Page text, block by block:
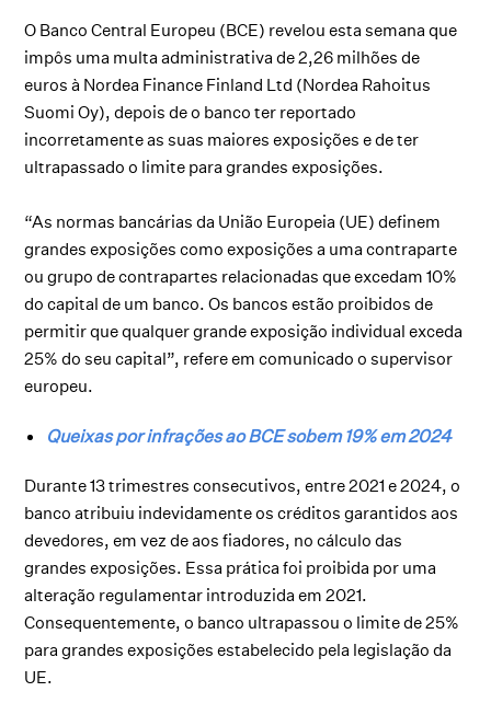
O Banco Central Europeu (BCE) revelou esta semana que
impôs uma multa administrativa de 2,26 milhões de
euros à Nordea Finance Finland Ltd (Nordea Rahoitus
Suomi Oy), depois de o banco ter reportado
incorretamente as suas maiores exposições e de ter
ultrapassado o limite para grandes exposições.
“As normas bancárias da União Europeia (UE) definem
grandes exposições como exposições a uma contraparte
ou grupo de contrapartes relacionadas que excedam 10%
do capital de um banco. Os bancos estão proibidos de
permitir que qualquer grande exposição individual exceda
25% do seu capital”, refere em comunicado o supervisor
europeu.
Queixas por infrações ao BCE sobem 19% em 2024
Durante 13 trimestres consecutivos, entre 2021 e 2024, o
banco atribuiu indevidamente os créditos garantidos aos
devedores, em vez de aos fiadores, no cálculo das
grandes exposições. Essa prática foi proibida por uma
alteração regulamentar introduzida em 2021.
Consequentemente, o banco ultrapassou o limite de 25%
para grandes exposições estabelecido pela legislação da
UE.